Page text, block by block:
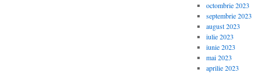
octombrie 2023
septembrie 2023
august 2023
iulie 2023
iunie 2023
mai 2023
aprilie 2023